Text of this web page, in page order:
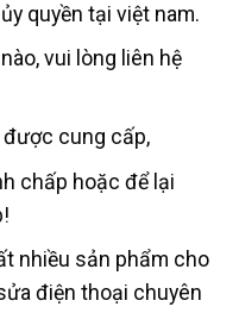
quyền tại việt nam.
vui lòng liên hệ
cung cấp,
chấp hoặc để lại
nhiều sản phẩm cho
điện thoại chuyên